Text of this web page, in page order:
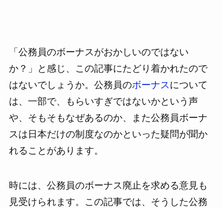
「公務員のボーナスがおかしいのではない
か？」と感じ、この記事にたどり着かれたので
はないでしょうか。公務員のボーナスについて
は、一部で、もらいすぎではないかという声
や、そもそもなぜあるのか、また公務員ボーナ
スは日本だけの制度なのかといった疑問が聞か
れることがあります。
時には、公務員のボーナス廃止を求める意見も
見受けられます。この記事では、そうした公務